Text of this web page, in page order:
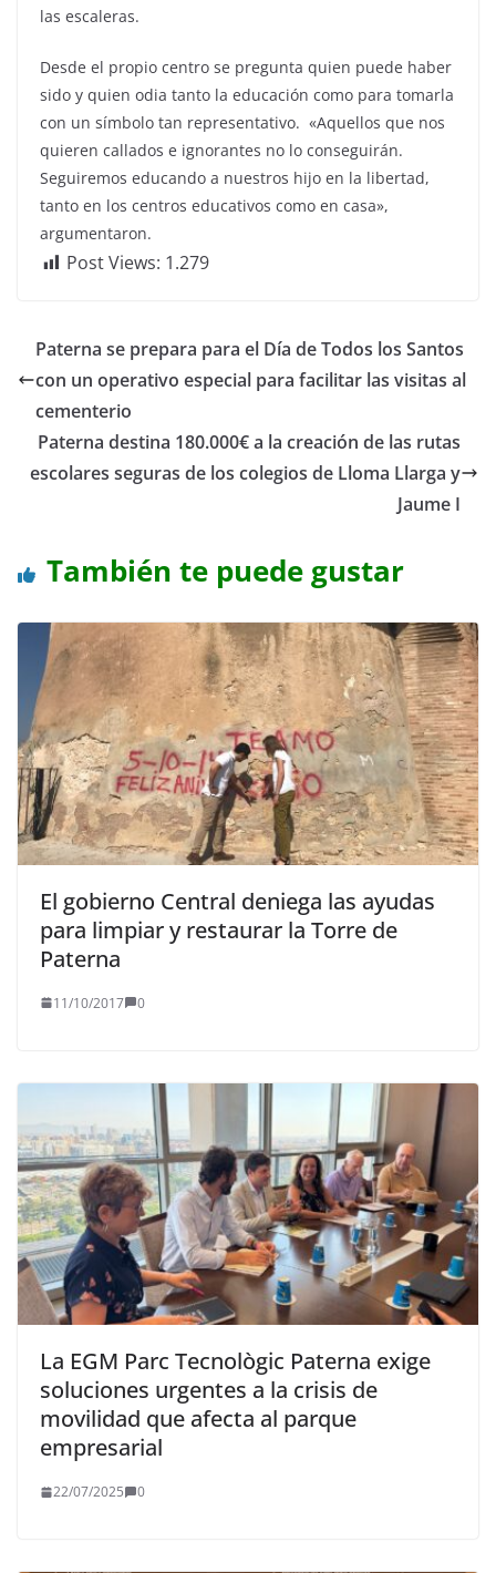
las escaleras.
Desde el propio centro se pregunta quien puede haber
sido y quien odia tanto la educación como para tomarla
con un símbolo tan representativo. «Aquellos que nos
quieren callados e ignorantes no lo conseguirán.
Seguiremos educando a nuestros hijo en la libertad,
tanto en los centros educativos como en casa»,
argumentaron.
Post Views: 1.279
Paterna se prepara para el Día de Todos los Santos
con un operativo especial para facilitar las visitas al
cementerio
Paterna destina 180.000€ a la creación de las rutas
escolares seguras de los colegios de Lloma Llarga y
Jaume I
También te puede gustar
El gobierno Central deniega las ayudas
para limpiar y restaurar la Torre de
Paterna
11/10/2017 0
La EGM Parc Tecnològic Paterna exige
soluciones urgentes a la crisis de
movilidad que afecta al parque
empresarial
22/07/2025 0